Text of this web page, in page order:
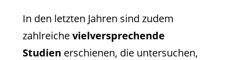
In den letzten Jahren sind zudem
zahlreichevielversprechende
Studien erschienen, die untersuchen,